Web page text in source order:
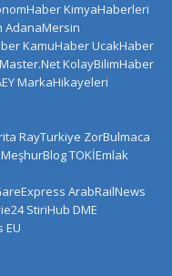
KimyaHaberleri
AdanaMersin
KamuHaberUcakHaber
KolayBilimHaber
MarkaHikayeleri
RayTurkiye ZorBulmaca
MeşhurBlogTOKİEmlak
ArabRailNews
StiriHub DME
EU